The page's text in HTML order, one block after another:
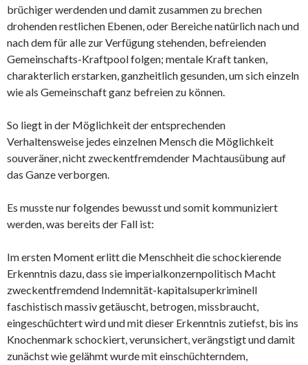
brüchiger werdenden und damit zusammen zu brechen
drohenden restlichen Ebenen, oder Bereiche natürlich nach und
nach dem für alle zur Verfügung stehenden, befreienden
Gemeinschafts-Kraftpool folgen; mentale Kraft tanken,
charakterlich erstarken, ganzheitlich gesunden, um sich einzeln
wie als Gemeinschaft ganz befreien zu können.
So liegt in der Möglichkeit der entsprechenden
Verhaltensweise jedes einzelnen Mensch die Möglichkeit
souveräner, nicht zweckentfremdender Machtausübung auf
das Ganze verborgen.
Es musste nur folgendes bewusst und somit kommuniziert
werden, was bereits der Fall ist:
Im ersten Moment erlitt die Menschheit die schockierende
Erkenntnis dazu, dass sie imperialkonzernpolitisch Macht
zweckentfremdend Indemnität-kapitalsuperkriminell
faschistisch massiv getäuscht, betrogen, missbraucht,
eingeschüchtert wird und mit dieser Erkenntnis zutiefst, bis ins
Knochenmark schockiert, verunsichert, verängstigt und damit
zunächst wie gelähmt wurde mit einschüchterndem,